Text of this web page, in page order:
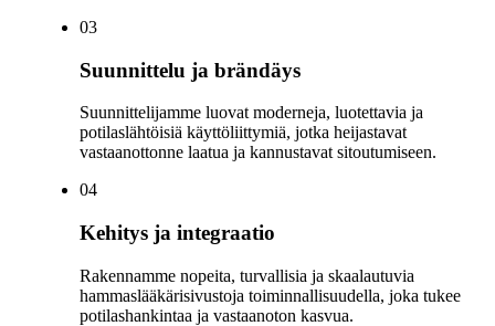
03
Suunnittelu ja brändäys
Suunnittelijamme luovat moderneja, luotettavia ja
potilaslähtöisiä käyttöliittymiä, jotka heijastavat
vastaanottonne laatua ja kannustavat sitoutumiseen.
04
Kehitys ja integraatio
Rakennamme nopeita, turvallisia ja skaalautuvia
hammaslääkärisivustoja toiminnallisuudella, joka tukee
potilashankintaa ja vastaanoton kasvua.